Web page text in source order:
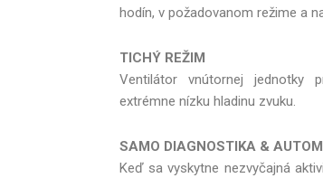
hodín, v požadovanom režime a
TICHÝ REŽIM
Ventilátor vnútornej jednotky
extrémne nízku hladinu zvuku.
SAMO DIAGNOSTIKA &
Keď sa vyskytne nezvyčajná